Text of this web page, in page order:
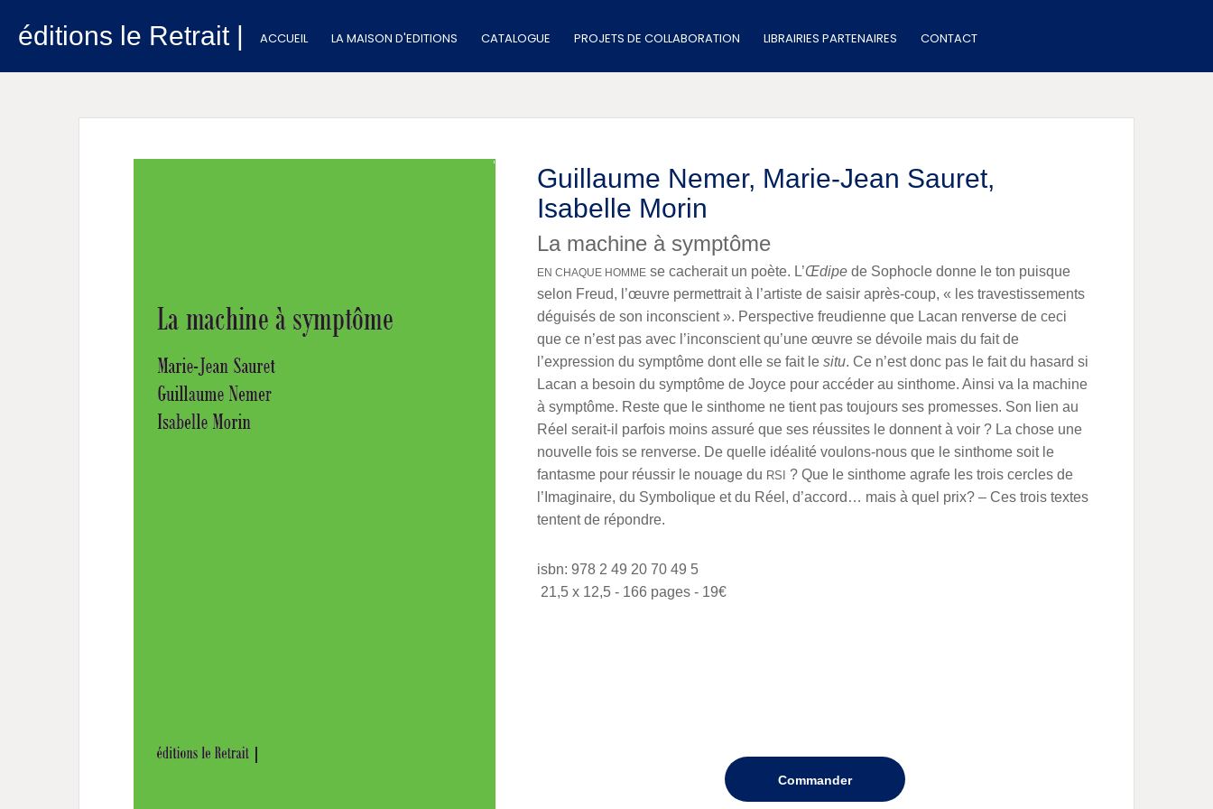
éditions le Retrait | ACCUEIL LA MAISON D'EDITIONS CATALOGUE PROJETS DE COLLABORATION LIBRAIRIES PARTENAIRES CONTACT
Guillaume Nemer, Marie-Jean Sauret,
Isabelle Morin
La machine à symptôme
EN CHAQUE HOMMEse cacherait un poète. L’Œdipede Sophocle donne le ton puisque
selon Freud, l’œuvre permettrait à l’artiste de saisir après-coup, « les travestissements
déguisés de son inconscient ». Perspective freudienne que Lacan renverse de ceci
que ce n’est pas avec l’inconscient qu’une œuvre se dévoile mais du fait de
l’expression du symptôme dont elle se fait le situ. Ce n’est donc pas le fait du hasard si
Lacan a besoin du symptôme de Joyce pour accéder au sinthome. Ainsi va la machine
à symptôme. Reste que le sinthome ne tient pas toujours ses promesses. Son lien au
Réel serait-il parfois moins assuré que ses réussites le donnent à voir ? La chose une
nouvelle fois se renverse. De quelle idéalité voulons-nous que le sinthome soit le
fantasme pour réussir le nouage du RSI
? Que le sinthome agrafe les trois cercles de
l’Imaginaire, du Symbolique et du Réel, d’accord… mais à quel prix? – Ces trois textes
tentent de répondre.
isbn: 978 2 49 20 70 49 5
21,5 x 12,5 - 166 pages - 19€
Commander